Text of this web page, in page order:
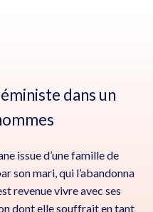
dans un
issue d’une famille de
son mari, qui l’abandonna
revenue vivre avec ses
dont elle souffrait en tant